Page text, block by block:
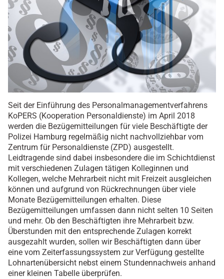
Seit der Einführung des Personalmanagementverfahrens
KoPERS (Kooperation Personaldienste) im April 2018
werden die Bezügemitteilungen für viele Beschäftigte der
Polizei Hamburg regelmäßig nicht nachvollziehbar vom
Zentrum für Personaldienste (ZPD) ausgestellt.
Leidtragende sind dabei insbesondere die im Schichtdienst
mit verschiedenen Zulagen tätigen Kolleginnen und
Kollegen, welche Mehrarbeit nicht mit Freizeit ausgleichen
können und aufgrund von Rückrechnungen über viele
Monate Bezügemitteilungen erhalten. Diese
Bezügemitteilungen umfassen dann nicht selten 10 Seiten
und mehr. Ob den Beschäftigten ihre Mehrarbeit bzw.
Überstunden mit den entsprechende Zulagen korrekt
ausgezahlt wurden, sollen wir Beschäftigten dann über
eine vom Zeiterfassungssystem zur Verfügung gestellte
Lohnartenübersicht nebst einem Stundennachweis anhand
einer kleinen Tabelle überprüfen.